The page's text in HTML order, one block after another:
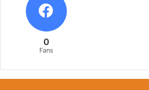
0
Fans